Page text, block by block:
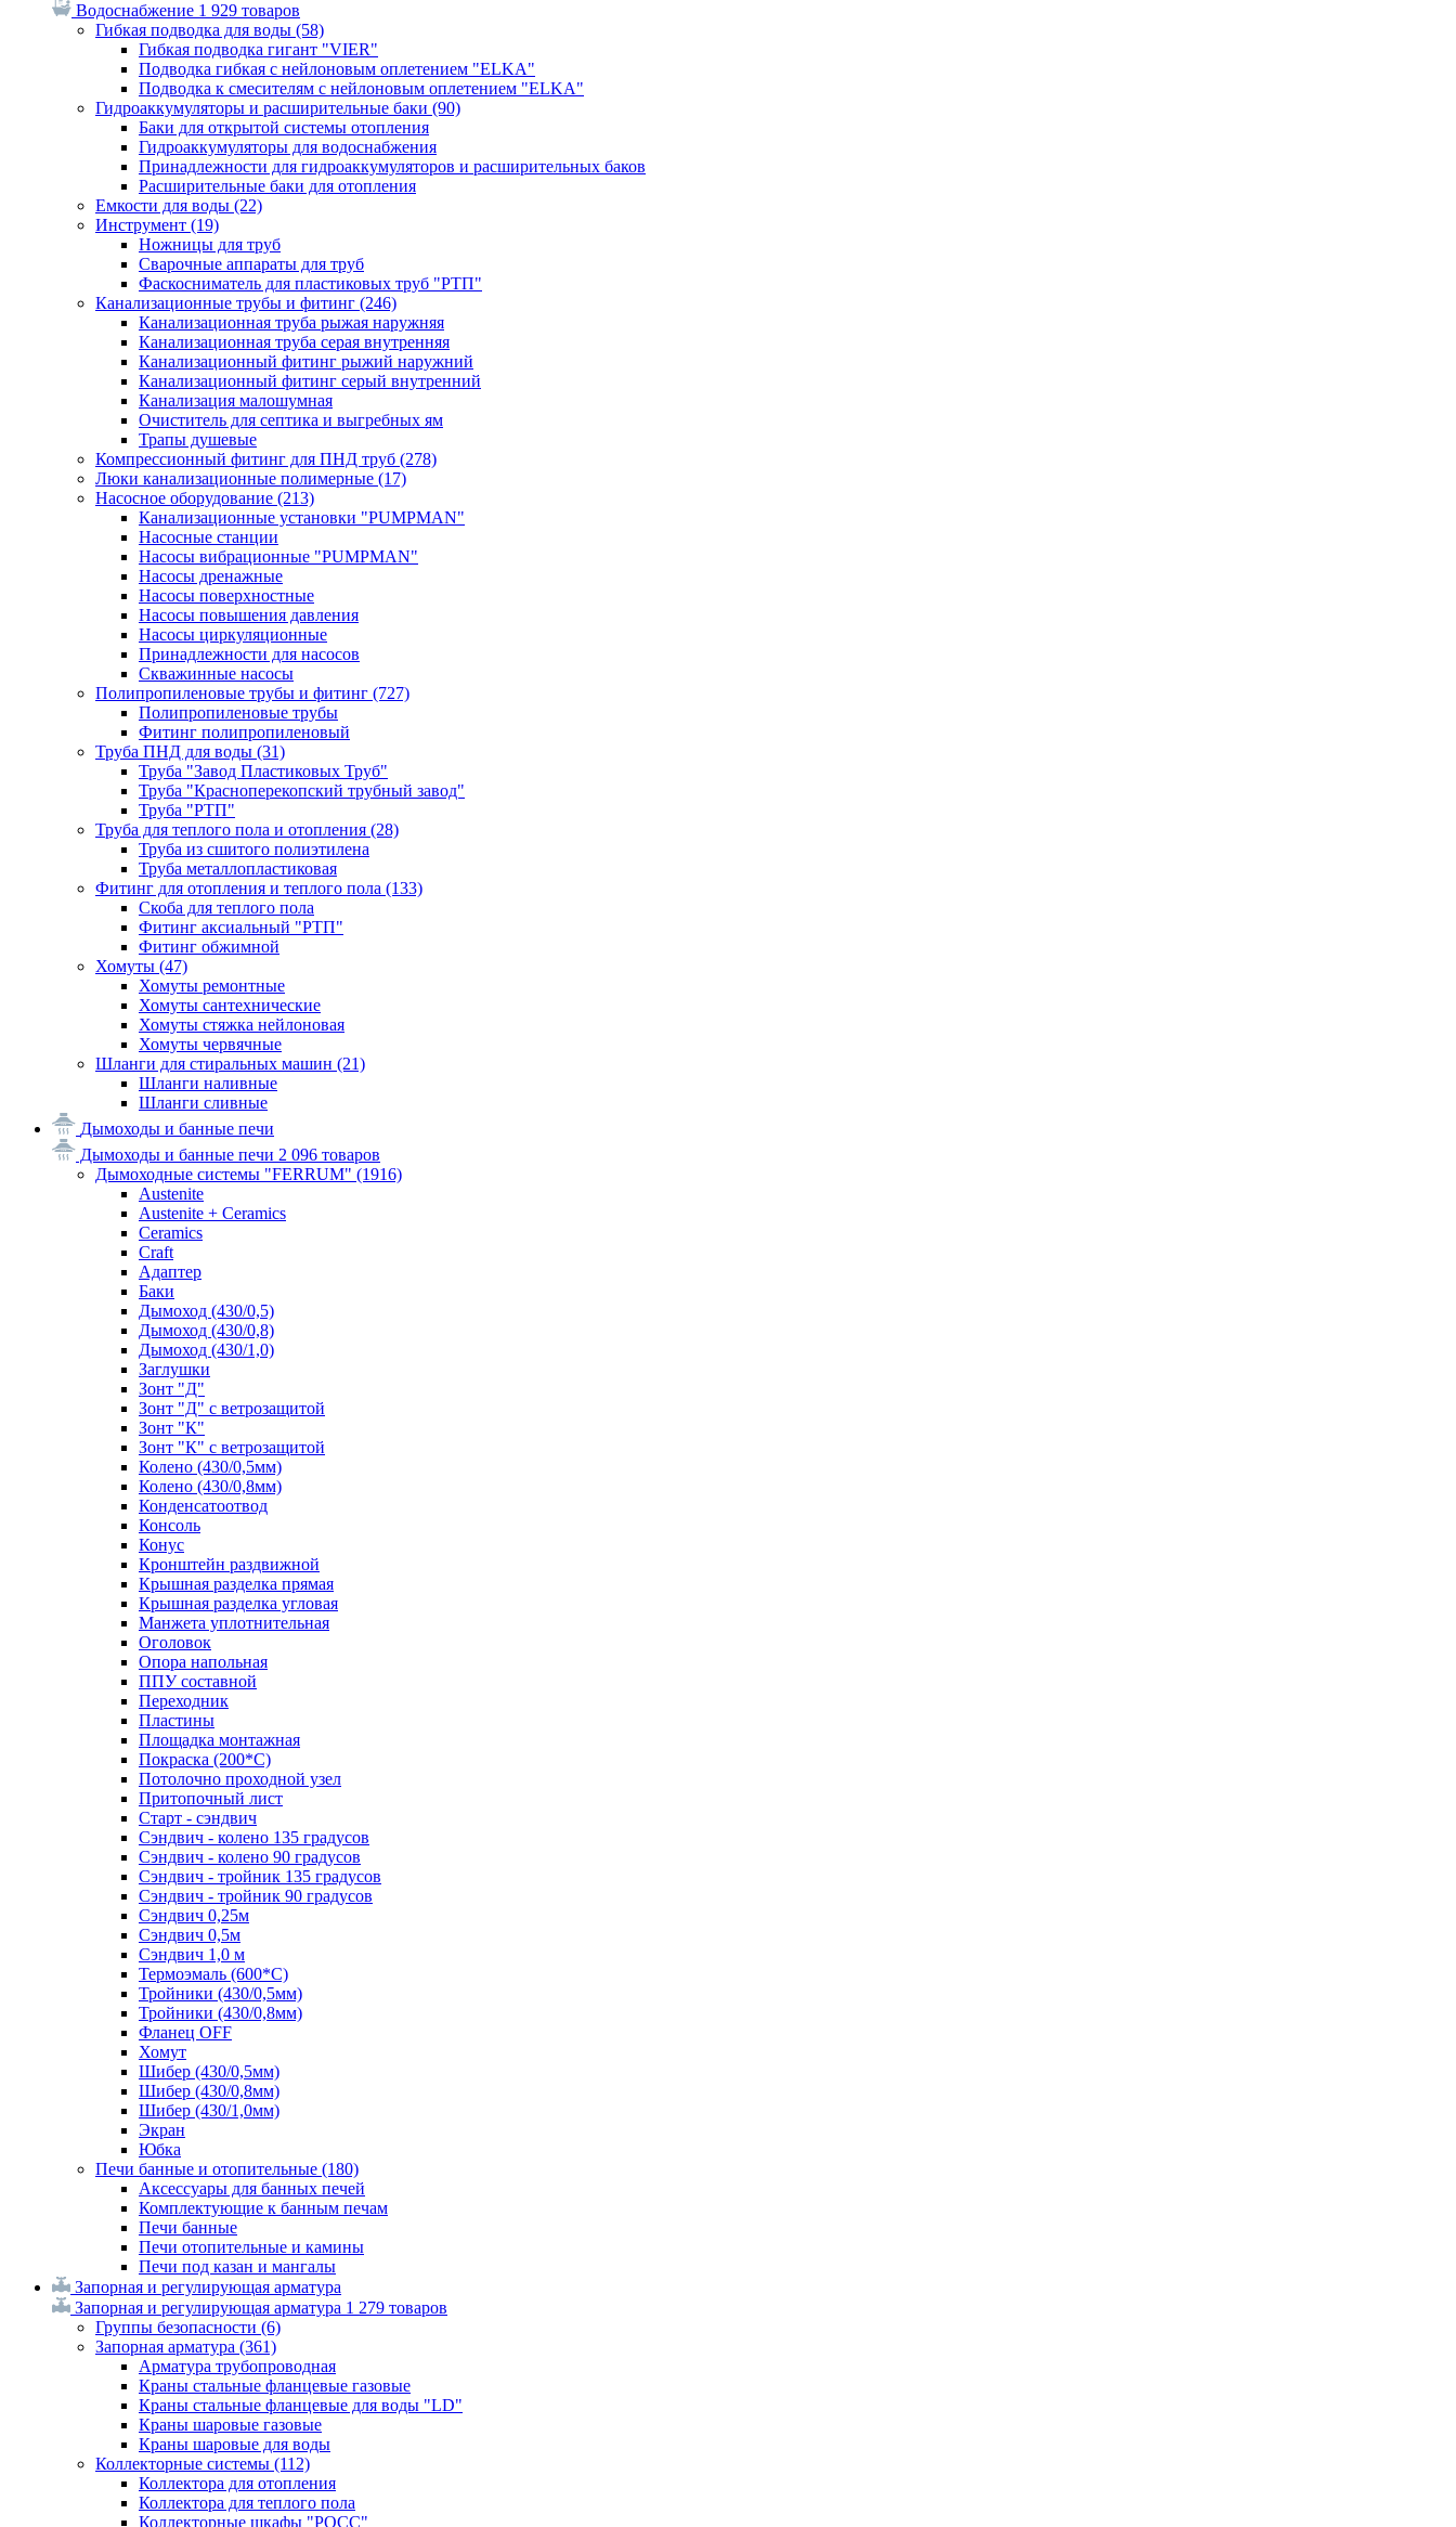
Водоснабжение 1 929 товаров
Гибкая подводка для воды (58)
Гибкая подводка гигант "VIER"
Подводка гибкая с нейлоновым оплетением "ELKA"
Подводка к смесителям с нейлоновым оплетением "ELKA"
Гидроаккумуляторы и расширительные баки (90)
Баки для открытой системы отопления
Гидроаккумуляторы для водоснабжения
Принадлежности для гидроаккумуляторов и расширительных баков
Расширительные баки для отопления
Емкости для воды (22)
Инструмент (19)
Ножницы для труб
Сварочные аппараты для труб
Фаскосниматель для пластиковых труб "РТП"
Канализационные трубы и фитинг (246)
Канализационная труба рыжая наружняя
Канализационная труба серая внутренняя
Канализационный фитинг рыжий наружний
Канализационный фитинг серый внутренний
Канализация малошумная
Очиститель для септика и выгребных ям
Трапы душевые
Компрессионный фитинг для ПНД труб (278)
Люки канализационные полимерные (17)
Насосное оборудование (213)
Канализационные установки "PUMPMAN"
Насосные станции
Насосы вибрационные "PUMPMAN"
Насосы дренажные
Насосы поверхностные
Насосы повышения давления
Насосы циркуляционные
Принадлежности для насосов
Скважинные насосы
Полипропиленовые трубы и фитинг (727)
Полипропиленовые трубы
Фитинг полипропиленовый
Труба ПНД для воды (31)
Труба "Завод Пластиковых Труб"
Труба "Красноперекопский трубный завод"
Труба "РТП"
Труба для теплого пола и отопления (28)
Труба из сшитого полиэтилена
Труба металлопластиковая
Фитинг для отопления и теплого пола (133)
Скоба для теплого пола
Фитинг аксиальный "РТП"
Фитинг обжимной
Хомуты (47)
Хомуты ремонтные
Хомуты сантехнические
Хомуты стяжка нейлоновая
Хомуты червячные
Шланги для стиральных машин (21)
Шланги наливные
Шланги сливные
Дымоходы и банные печи
Дымоходы и банные печи 2 096 товаров
Дымоходные системы "FERRUM" (1916)
Austenite
Austenite + Ceramics
Ceramics
Craft
Адаптер
Баки
Дымоход (430/0,5)
Дымоход (430/0,8)
Дымоход (430/1,0)
Заглушки
Зонт "Д"
Зонт "Д" с ветрозащитой
Зонт "К"
Зонт "К" с ветрозащитой
Колено (430/0,5мм)
Колено (430/0,8мм)
Конденсатоотвод
Консоль
Конус
Кронштейн раздвижной
Крышная разделка прямая
Крышная разделка угловая
Манжета уплотнительная
Оголовок
Опора напольная
ППУ составной
Переходник
Пластины
Площадка монтажная
Покраска (200*С)
Потолочно проходной узел
Притопочный лист
Старт - сэндвич
Сэндвич - колено 135 градусов
Сэндвич - колено 90 градусов
Сэндвич - тройник 135 градусов
Сэндвич - тройник 90 градусов
Сэндвич 0,25м
Сэндвич 0,5м
Сэндвич 1,0 м
Термоэмаль (600*С)
Тройники (430/0,5мм)
Тройники (430/0,8мм)
Фланец OFF
Хомут
Шибер (430/0,5мм)
Шибер (430/0,8мм)
Шибер (430/1,0мм)
Экран
Юбка
Печи банные и отопительные (180)
Аксессуары для банных печей
Комплектующие к банным печам
Печи банные
Печи отопительные и камины
Печи под казан и мангалы
Запорная и регулирующая арматура
Запорная и регулирующая арматура 1 279 товаров
Группы безопасности (6)
Запорная арматура (361)
Арматура трубопроводная
Краны стальные фланцевые газовые
Краны стальные фланцевые для воды "LD"
Краны шаровые газовые
Краны шаровые для воды
Коллекторные системы (112)
Коллектора для отопления
Коллектора для теплого пола
Коллекторные шкафы "РОСС"